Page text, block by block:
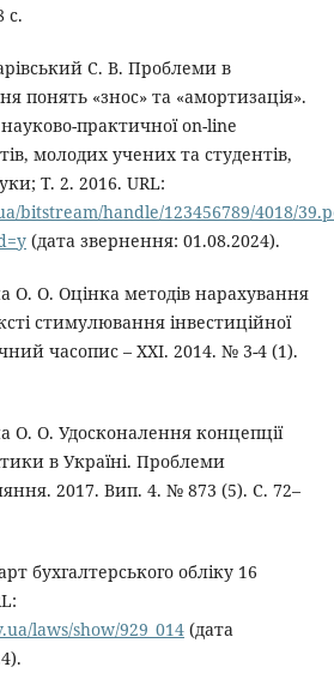
с.
С. В. Проблеми в
понять «знос» та «амортизація».
практичної on-line
молодих учених та студентів,
Т. 2. 2016. URL:
bitstream/handle/123456789/4018/
(дата звернення: 01.08.2024).
О. О. Оцінка методів нарахування
стимулювання інвестиційної
часопис – ХХІ. 2014. № 3-4 (1).
О. О. Удосконалення концепції
в Україні. Проблеми
2017. Вип. 4. № 873 (5). С. 72–
бухгалтерського обліку 16
laws/show/929_014(дата